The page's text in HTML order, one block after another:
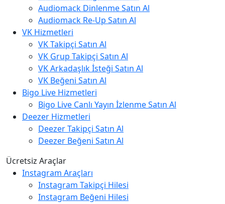
Audiomack Dinlenme Satın Al
Audiomack Re-Up Satın Al
VK Hizmetleri
VK Takipçi Satın Al
VK Grup Takipçi Satın Al
VK Arkadaşlık İsteği Satın Al
VK Beğeni Satın Al
Bigo Live Hizmetleri
Bigo Live Canlı Yayın İzlenme Satın Al
Deezer Hizmetleri
Deezer Takipçi Satın Al
Deezer Beğeni Satın Al
Ücretsiz Araçlar
Instagram Araçları
Instagram Takipçi Hilesi
Instagram Beğeni Hilesi